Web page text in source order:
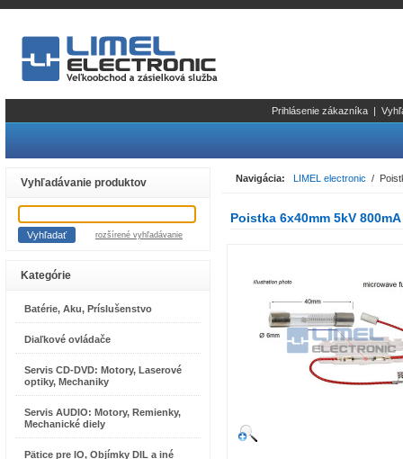
Prihlásenie zákazníka |
Vyhľadávanie produktov
rozšírené vyhľadávanie
Kategórie
Batérie, Aku, Príslušenstvo
Diaľkové ovládače
Servis CD-DVD: Motory, Laserové
optiky, Mechaniky
Servis AUDIO: Motory, Remienky,
Mechanické diely
Pätice pre IO, Objímky DIL a iné
Navigácia: LIMEL electronic /
Poistka 6x40mm 5kV